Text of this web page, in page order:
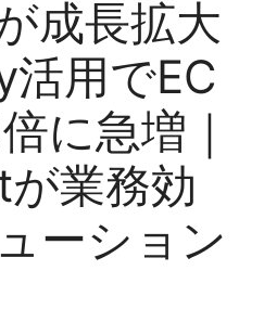
成長拡大
活用でEC
に急増｜
業務効
ーション